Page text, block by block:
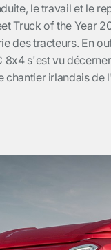
le travail et le
Truck of the Year
des tracteurs. En
8x4 s'est vu
chantier irlandais de